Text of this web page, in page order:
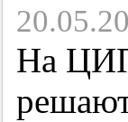
На